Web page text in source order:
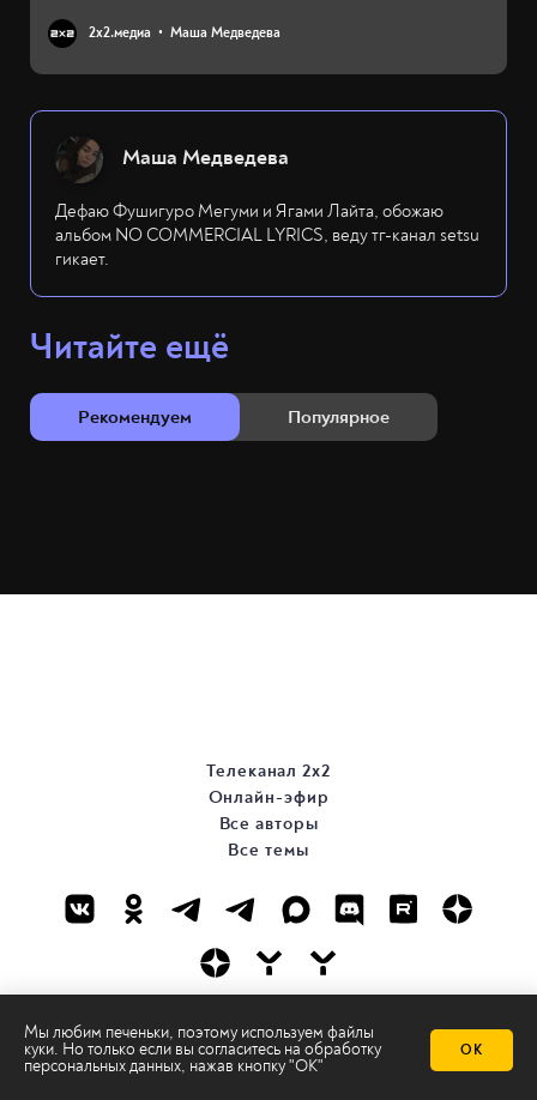
2х2.медиа Маша Медведева
Маша Медведева
Дефаю Фушигуро Мегуми и Ягами Лайта, обожаю
альбом NO COMMERCIAL LYRICS, веду тг-канал setsu
гикает.
Читайте ещё
Рекомендуем Популярное
Мы любим печеньки, поэтому используем файлы
куки. Но только если вы согласитесь на обработку
персональных данных, нажав кнопку "ОК"
ОК
Телеканал 2х2
Онлайн-эфир
Все авторы
Все темы
© ООО «ТРК «2Х2», 2026
Правовая информация